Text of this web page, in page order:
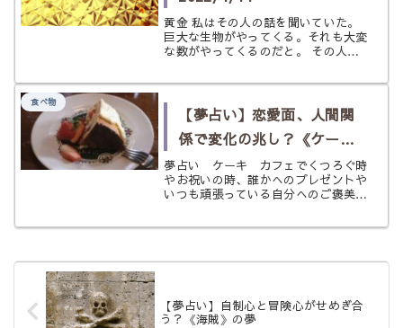
黄金 私はその人の話を聞いていた。
巨大な生物がやってくる。それも大変
な数がやってくるのだと。 その人は
映像を見せてくれた。 身体は金色。
足歩行のようだ。その人型を筆頭
に、...
食べ物
【夢占い】恋愛面、人間関
係で変化の兆し？《ケー
キ》の夢
夢占い ケーキ カフェでくつろぐ時
やお祝いの時、誰かへのプレゼントや
いつも頑張っている自分へのご褒美の
る食べ物というよりは、少し特別で、
し...
【夢占い】自制心と冒険心がせめぎ合
う？《海賊》の夢